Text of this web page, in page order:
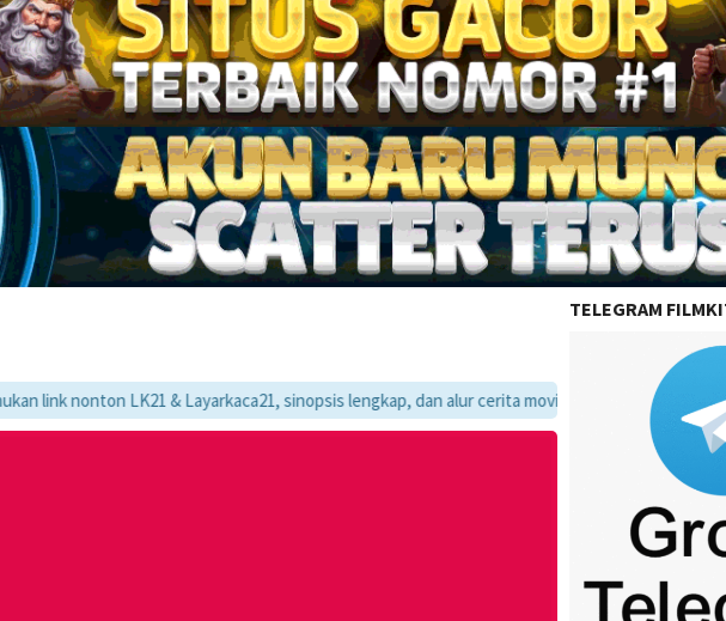
LK21 & Layarkaca21, sinopsis lengkap, dan alur cerita movie favoritmu dalam satu tempat
TELEGRAM